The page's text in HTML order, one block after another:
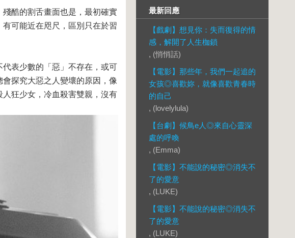
酷的割舌畫面也是，最初確實
可能近在咫尺，區別只在於習
表少數的「惡」不存在，或可
探究大惡之人變壞的原因，像
狂少女，冷血殺害雙親，沒有
最新回應
【戲劇】想見你：失而復得的情
感，解開了人生枷鎖
, (悄悄話)
【電影】那些年，我們一起追的
女孩◎喜歡妳，就像喜歡青春時
的自己
, (lovelylula)
【台劇】候鳥e人◎來自心靈深
處的呼喚
, (Emma)
【電影】不能說的秘密◎消失不
了的愛意
, (LUKE)
【電影】不能說的秘密◎消失不
了的愛意
, (LUKE)